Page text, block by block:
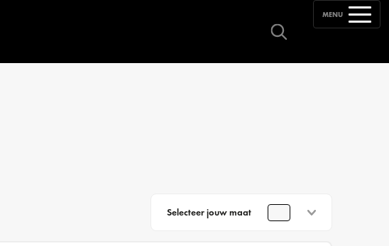
MENU
Selecteer jouw maat